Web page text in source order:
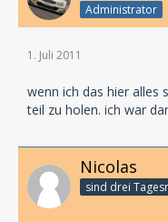
Administrator
1. Juli 2011
wenn ich das hier alles
teil zu holen. ich war
Nicolas